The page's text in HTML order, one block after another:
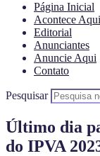
Página Inicial
Acontece Aqui
Editorial
Anunciantes
Anuncie Aqui
Contato
Pesquisar
Último dia
do IPVA